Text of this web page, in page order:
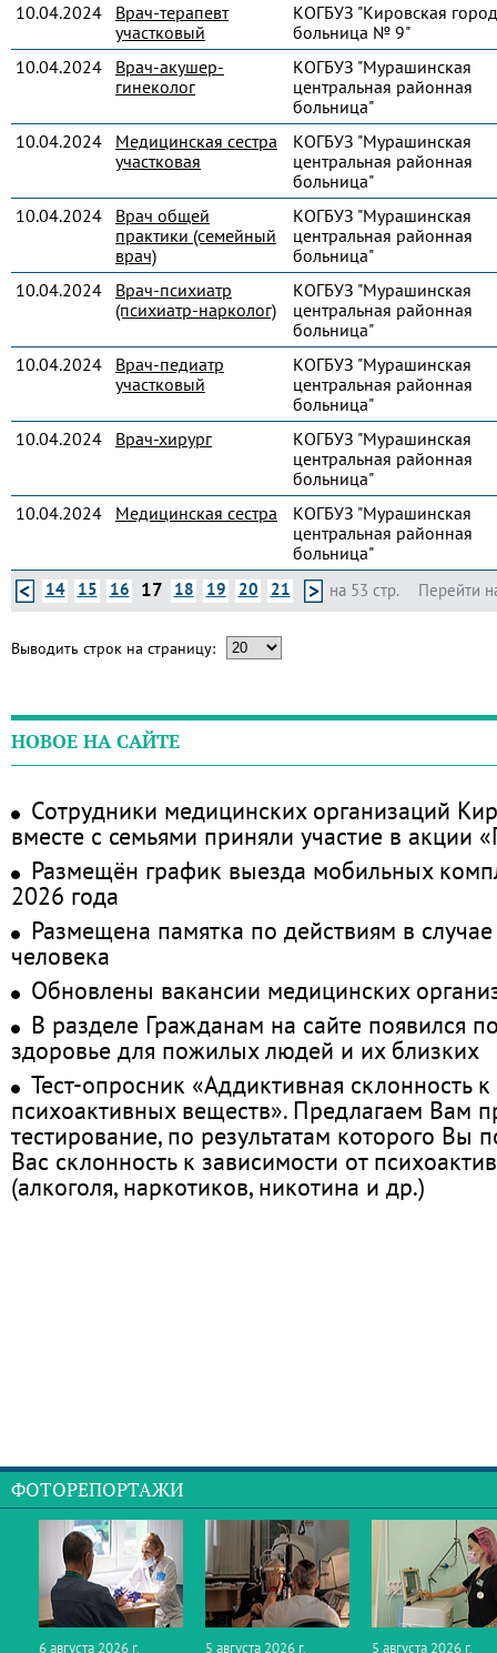
10.04.2024
Врач-терапевт
участковый
КОГБУЗ "Кировская
больница № 9"
10.04.2024
Врач-акушер-
гинеколог
КОГБУЗ "Мурашинская
центральная районная
больница"
10.04.2024
Медицинская сестра
участковая
КОГБУЗ "Мурашинская
центральная районная
больница"
10.04.2024
Врач общей
практики (семейный
врач)
КОГБУЗ "Мурашинская
центральная районная
больница"
10.04.2024
Врач-психиатр
(психиатр-нарколог)
КОГБУЗ "Мурашинская
центральная районная
больница"
10.04.2024
Врач-педиатр
участковый
КОГБУЗ "Мурашинская
центральная районная
больница"
10.04.2024
Врач-хирург
КОГБУЗ "Мурашинская
центральная районная
больница"
10.04.2024
Медицинская сестра
КОГБУЗ "Мурашинская
центральная районная
больница"
Перейти
14 15 16 17 18 19 20 21 на 53 стр.
Выводить строк на страницу:
НОВОЕ НА САЙТЕ
Сотрудники медицинских организаций
вместе с семьями приняли участие в акции
Размещён график выезда мобильных
2026 года
Размещена памятка по действиям в
человека
Обновлены вакансии медицинских
В разделе Гражданам на сайте появился
здоровье для пожилых людей и их близких
Тест-опросник «Аддиктивная склонность
психоактивных веществ». Предлагаем Вам
тестирование, по результатам которого Вы
Вас склонность к зависимости от
(алкоголя, наркотиков, никотина и др.)
ФОТОРЕПОРТАЖИ
6 августа 2026 г. 5 августа 2026 г. 5 августа 2026 г.